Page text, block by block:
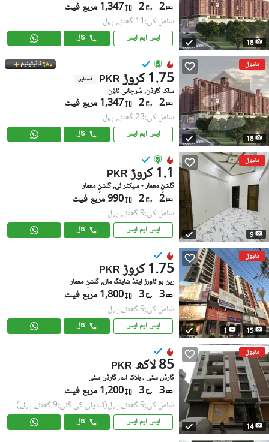
18
2
2 1,347 مربع فیٹ
شامل کی:11 گھنٹے پہل
ایس ایم ایس کال
مقبول
18
ٹائیٹینیم
PKR 1.75 کروڑ قسطیں
سلک گارڈن, سُرجانی ٹاؤن
2
2 1,347 مربع فیٹ
شامل کی:23 گھنٹے پہل
ایس ایم ایس کال
مقبول
9
PKR 1.1 کروڑ
گلشنِ معمار - سیکٹر ٹی, گلشنِ معمار
2
2 990 مربع فیٹ
شامل کی:9 گھنٹے پہل
ایس ایم ایس کال
مقبول
15
1
PKR 1.75 کروڑ
رین بو ٹاورز اینڈ شاپنگ مال, گلشنِ معمار
3
3 1,800 مربع فیٹ
شامل کی:9 گھنٹے پہل
ایس ایم ایس کال
مقبول
14
PKR 85 لاکھ
گارڈن سٹی ۔ بلاک اے, گارڈن سٹی
3
3 1,200 مربع فیٹ
شامل کی:9 گھنٹے پہل (تبدیلی کی گئی:9 گھنٹے پہلے)
ایس ایم ایس کال